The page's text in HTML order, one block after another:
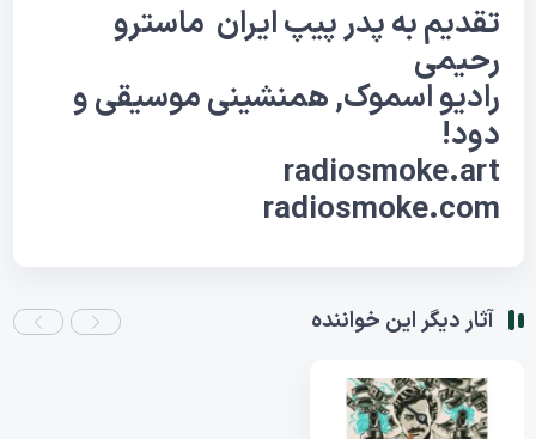
تقدیم به پدرپیپایران ماسترو
رحیمی
رادیو اسموک, همنشینی موسیقی و
دود!
radiosmoke.art
radiosmoke.com
آثار دیگر این خواننده